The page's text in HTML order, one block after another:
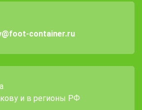
container.ru
и в регионы РФ